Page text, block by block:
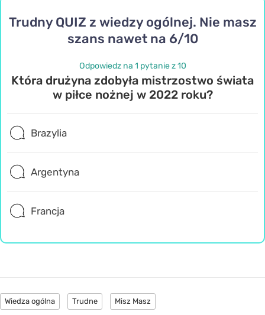
Trudny QUIZ z wiedzy ogólnej. Nie masz
szans nawet na 6/10
Odpowiedz na 1 pytanie z 10
Która drużyna zdobyła mistrzostwo świata
w piłce nożnej w 2022 roku?
Brazylia
Argentyna
Francja
Wiedza ogólna Trudne Misz Masz